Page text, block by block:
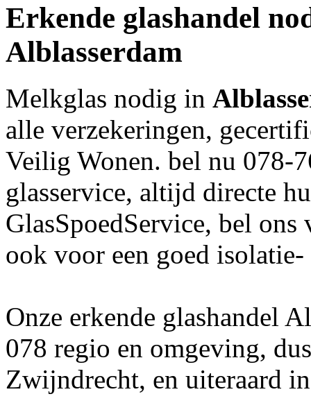
Erkende glashandel
Alblasserdam
Melkglas nodig in
alle verzekeringen,
Veilig Wonen. bel nu 078-
glasservice, altijd directe
GlasSpoedService, bel
ook voor een goed
Onze erkende glashandel
078 regio en omgeving,
Zwijndrecht, en uiteraard